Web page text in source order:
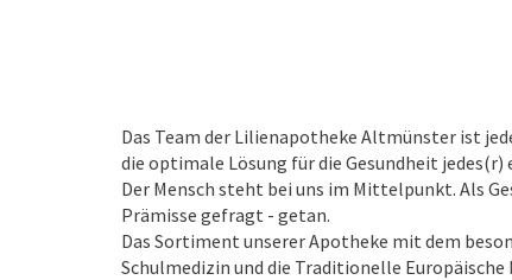
Das Team der Lilienapotheke Altmünster ist
die optimale Lösung für die Gesundheit
Der Mensch steht bei uns im Mittelpunkt. Als
Prämisse gefragt - getan.
Das Sortiment unserer Apotheke mit dem
Schulmedizin und die Traditionelle